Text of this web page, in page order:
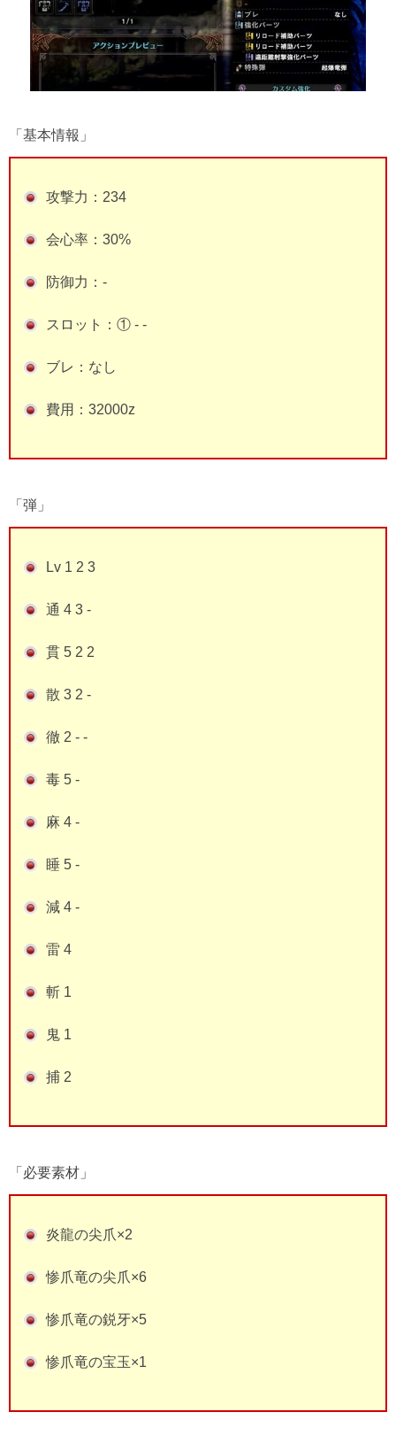
「基本情報」
攻撃力：234
会心率：30%
防御力：-
スロット：① - -
ブレ：なし
費用：32000z
「弾」
Lv 1 2 3
通 4 3 -
貫 5 2 2
散 3 2 -
徹 2 - -
毒 5 -
麻 4 -
睡 5 -
減 4 -
雷 4
斬 1
鬼 1
捕 2
「必要素材」
炎龍の尖爪×2
惨爪竜の尖爪×6
惨爪竜の鋭牙×5
惨爪竜の宝玉×1